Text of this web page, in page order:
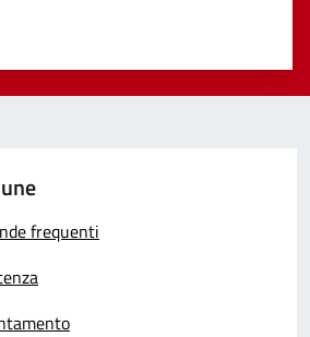
5 stelle su 5
su 5
su 5
5
frequenti